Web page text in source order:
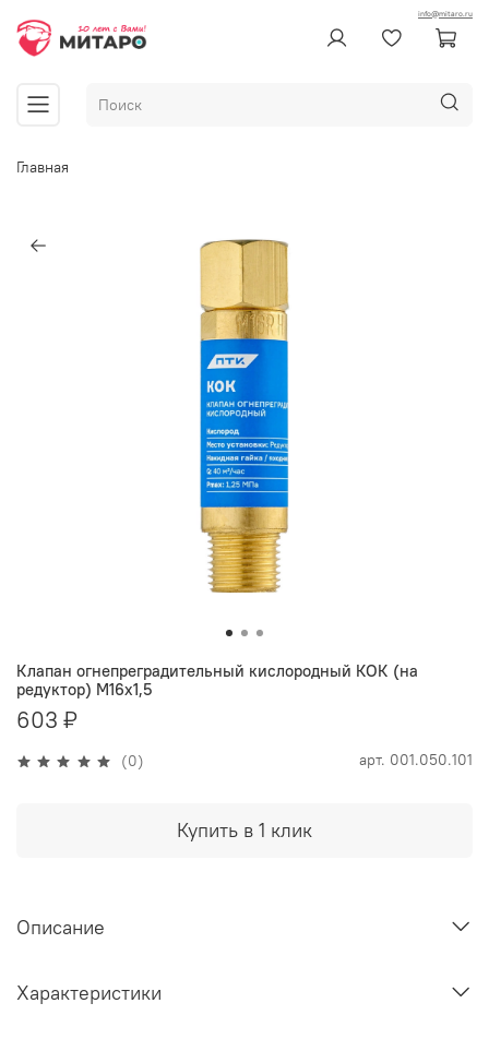
info@mitaro.ru
Главная
(0) арт. 001.050.101
Клапан огнепреградительный кислородный КОК (на
редуктор) М16х1,5
603 ₽
Купить в 1 клик
Описание
Характеристики